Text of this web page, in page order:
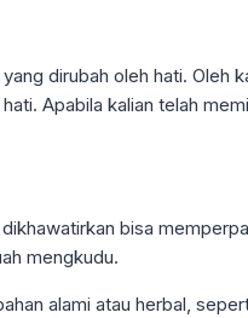
dirubah oleh hati.
Apabila kalian telah
bisa
mengkudu.
alami atau herbal,